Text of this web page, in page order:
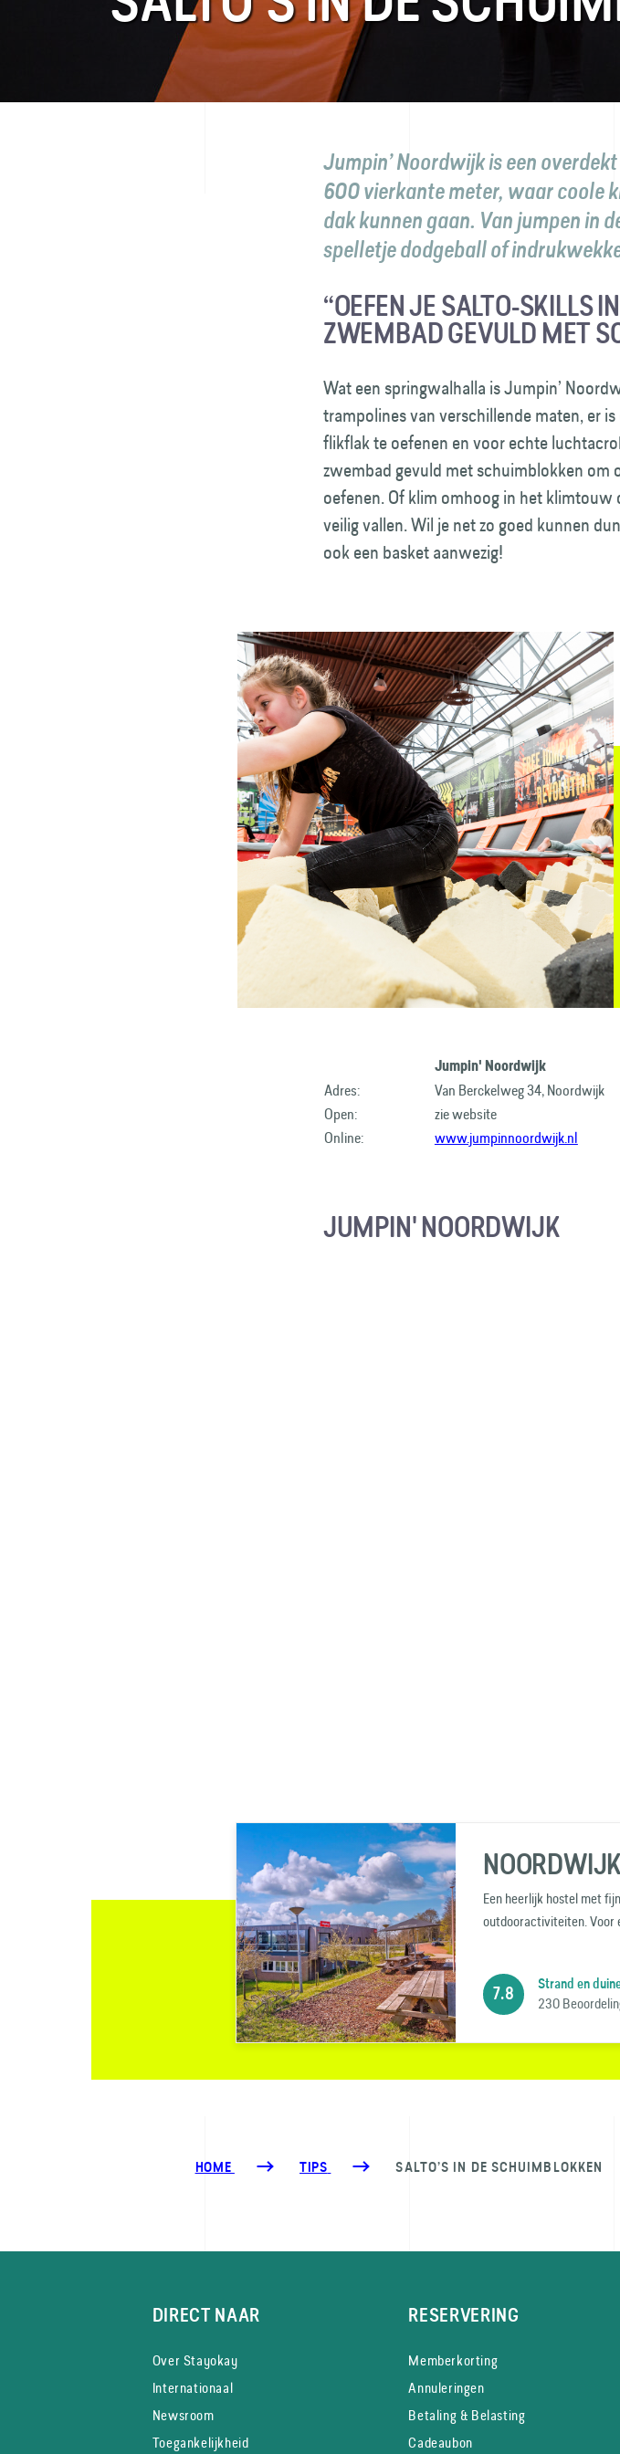
FAQ
Jumpin’ Noordwijk is een
600 vierkante meter, waar coole
dak kunnen gaan. Van jumpen in
spelletjedodgeballof
“OEFEN JE SALTO-SKILLS
ZWEMBAD GEVULD MET
Wat een springwalhalla is Jumpin’
trampolines van verschillende maten, er is
flikflak te oefenen en voor echte
zwembad gevuld met schuimblokken om
oefenen. Of klim omhoog in het klimtouw
veilig vallen. Wil je net zo goed kunnen
ook een basket aanwezig!
Jumpin' Noordwijk
Adres:
Van Berckelweg 34, Noordwijk
Open:
zie website
Online:
www.jumpinnoordwijk.nl
JUMPIN' NOORDWIJK
NOORDWIJK
Een heerlijk hostel met
outdooractiviteiten. Voor
7.8
Strand en
230
HOME TIPS SALTO’S IN DE SCHUIMBLOKKEN
DIRECT NAAR
Over Stayokay
Internationaal
Newsroom
Toegankelijkheid
RESERVERING
Memberkorting
Annuleringen
Betaling & Belasting
Cadeaubon